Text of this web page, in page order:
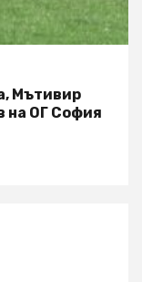
Мътивир
на ОГ София